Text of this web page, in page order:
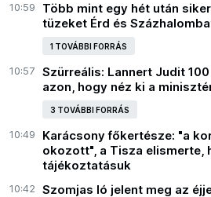
10:59
Több mint egy hét után
tüzeket Érd és
1 TOVÁBBI FORRÁS
10:57
Szürreális: Lannert Judit
azon, hogy néz ki a
3 TOVÁBBI FORRÁS
10:49
Karácsony főkertésze: "a
okozott", a Tisza elismerte,
tájékoztatásuk
10:42 Szomjas ló jelent meg az